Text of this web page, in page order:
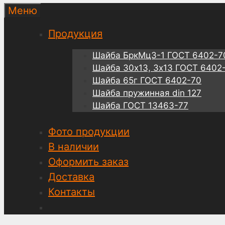
Меню
Продукция
Шайба БркМц3-1 ГОСТ 6402-
Шайба 30х13, 3х13 ГОСТ
Шайба 65г ГОСТ 6402-70
Шайба пружинная din 127
Шайба ГОСТ 13463-77
Фото продукции
В наличии
Оформить заказ
Доставка
Контакты